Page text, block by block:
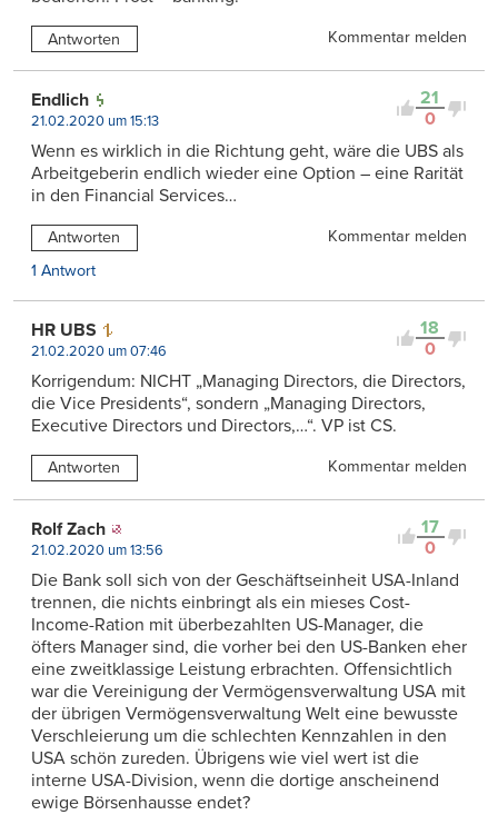
Antworten Kommentar melden
21
0
Endlich
21.02.2020 um 15:13
Wenn es wirklich in die Richtung geht, wäre die UBS als
Arbeitgeberin endlich wieder eine Option – eine Rarität
in den Financial Services…
Antworten
Kommentar melden
1 Antwort
18
0
HR UBS
21.02.2020 um 07:46
Korrigendum: NICHT „Managing Directors, die Directors,
die Vice Presidents“, sondern „Managing Directors,
Executive Directors und Directors,…“. VP ist CS.
Antworten Kommentar melden
17
0
Rolf Zach
21.02.2020 um 13:56
Die Bank soll sich von der Geschäftseinheit USA-Inland
trennen, die nichts einbringt als ein mieses Cost-
Income-Ration mit überbezahlten US-Manager, die
öfters Manager sind, die vorher bei den US-Banken eher
eine zweitklassige Leistung erbrachten. Offensichtlich
war die Vereinigung der Vermögensverwaltung USA mit
der übrigen Vermögensverwaltung Welt eine bewusste
Verschleierung um die schlechten Kennzahlen in den
USA schön zureden. Übrigens wie viel wert ist die
interne USA-Division, wenn die dortige anscheinend
ewige Börsenhausse endet?